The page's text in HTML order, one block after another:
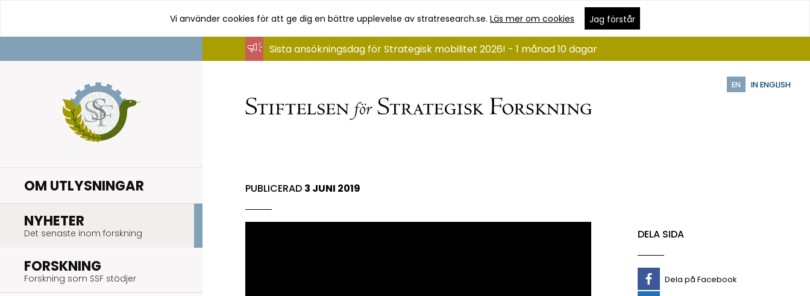
innehåll
Vi använder cookies för att ge dig en bättre upplevelse av stratresearch.se.Läs mer om cookies Jag förstår
EN IN ENGLISH
OM UTLYSNINGAR
NYHETER
Det senaste inom forskning
FORSKNING
Forskning som SSF stödjer
Sista ansökningsdag för Strategisk mobilitet 2026! - 1 månad 10 dagar
PUBLICERAD 3 JUNI 2019
DELA SIDA
Dela på Facebook